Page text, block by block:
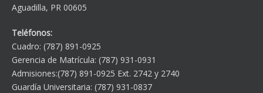
Aguadilla, PR 00605
Teléfonos:
Cuadro: (787) 891-0925
Gerencia de Matrícula: (787) 931-0931
Admisiones:(787) 891-0925 Ext. 2742 y 2740
Guardía Universitaria: (787) 931-0837